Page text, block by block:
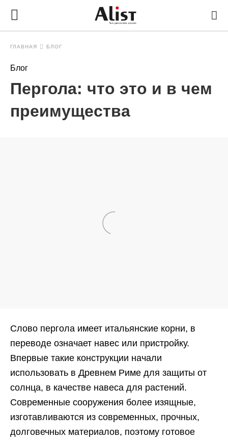
ГЛАВНАЯ БЛОГ
Блог
Пергола: что это и в чем
преимущества
Слово пергола имеет итальянские корни, в
переводе означает навес или пристройку.
Впервые такие конструкции начали
использовать в Древнем Риме для защиты от
солнца, в качестве навеса для растений.
Современные сооружения более изящные,
изготавливаются из современных, прочных,
долговечных материалов, поэтому готовое